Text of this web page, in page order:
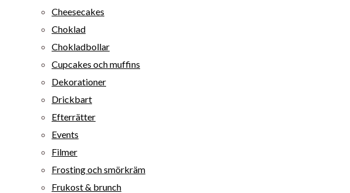
Cheesecakes
Choklad
Chokladbollar
Cupcakes och muffins
Dekorationer
Drickbart
Efterrätter
Events
Filmer
Frosting och smörkräm
Frukost & brunch